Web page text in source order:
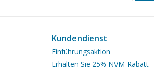
Kundendienst
Einführungsaktion
Erhalten Sie 25% NVM-Rabatt